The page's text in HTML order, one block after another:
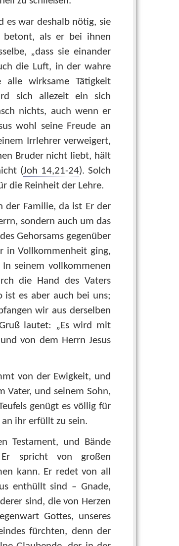
es war deshalb nötig, sie
betont, als er bei ihnen
„dass sie einander
die Luft, in der wahre
wirksame Tätigkeit
sich allezeit ein sich
nichts, auch wenn er
wohl seine Freude an
Irrlehrer verweigert,
Bruder nicht liebt, hält
(Joh 14,21-24). Solch
die Reinheit der Lehre.
der Familie, da ist Er der
sondern auch um das
Gehorsams gegenüber
in Vollkommenheit ging,
seinem vollkommenen
die Hand des Vaters
ist es aber auch bei uns;
wir aus derselben
lautet: „Es wird mit
von dem Herrn Jesus
von der Ewigkeit, und
Vater, und seinem Sohn,
genügt es völlig für
ihr erfüllt zu sein.
Testament, und Bände
spricht von großen
kann. Er redet von all
enthüllt sind – Gnade,
sind, die von Herzen
Gottes, unseres
fürchten, denn der